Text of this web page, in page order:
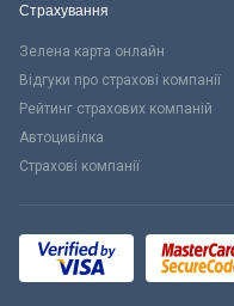
Страхування
Зелена карта онлайн
Відгуки про страхові компанії
Рейтинг страхових компаній
Автоцивілка
Страхові компанії